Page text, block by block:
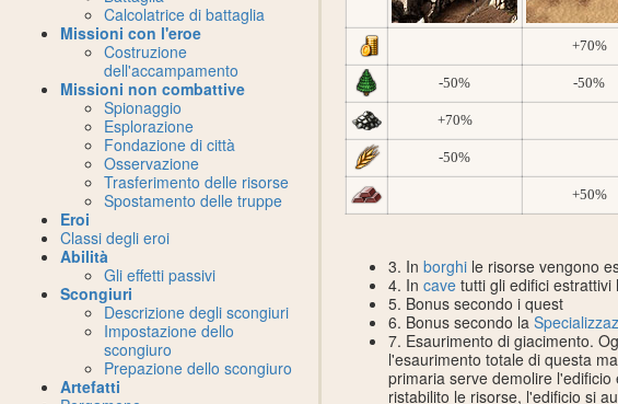
+70%
-50% -50%
+70%
-50%
+50%
3. Inborghi le risorse vengono
4. Incave tutti gli edifici
5. Bonus secondo i quest
6. Bonus secondo la
7. Esaurimento di giacimento.
l'esaurimento totale di questa
primaria serve demolire
ristabilito le risorse, l'edificio si
Calcolatrice di battaglia
Missioni con l'eroe
Costruzione
dell'accampamento
Missioni non combattive
Spionaggio
Esplorazione
Fondazione di città
Osservazione
Trasferimento delle risorse
Spostamento delle truppe
Eroi
Classi degli eroi
Abilità
Gli effetti passivi
Scongiuri
Descrizione degli scongiuri
Impostazione dello
scongiuro
Prepazione dello scongiuro
Artefatti